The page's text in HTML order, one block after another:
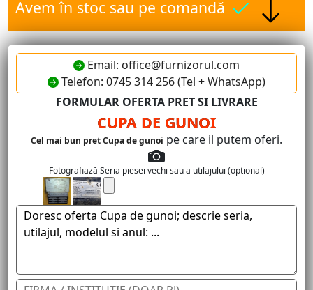
Avem în stoc sau pe comandă
Email: office@furnizorul.com
Telefon: 0745 314 256 (Tel + WhatsApp)
FORMULAR OFERTA PRET SI LIVRARE
CUPA DE GUNOI
Cel mai bun pret Cupa de gunoi pe care il putem oferi.
Fotografiază Seria piesei vechi sau a utilajului (optional)